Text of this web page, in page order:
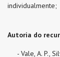
individualmente;
Autoria do
- Vale, A. P.,